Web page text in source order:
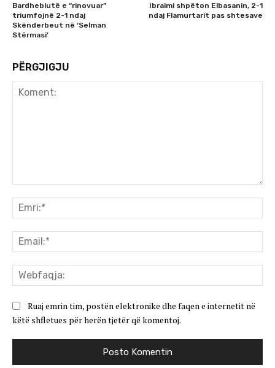
Bardheblutë e “rinovuar”
triumfojnë 2-1 ndaj
Skënderbeut në ‘Selman
Stërmasi’
Ibraimi shpëton Elbasanin, 2-1
ndaj Flamurtarit pas shtesave
PËRGJIGJU
Ruaj emrin tim, postën elektronike dhe faqen e internetit në
këtë shfletues për herën tjetër që komentoj.